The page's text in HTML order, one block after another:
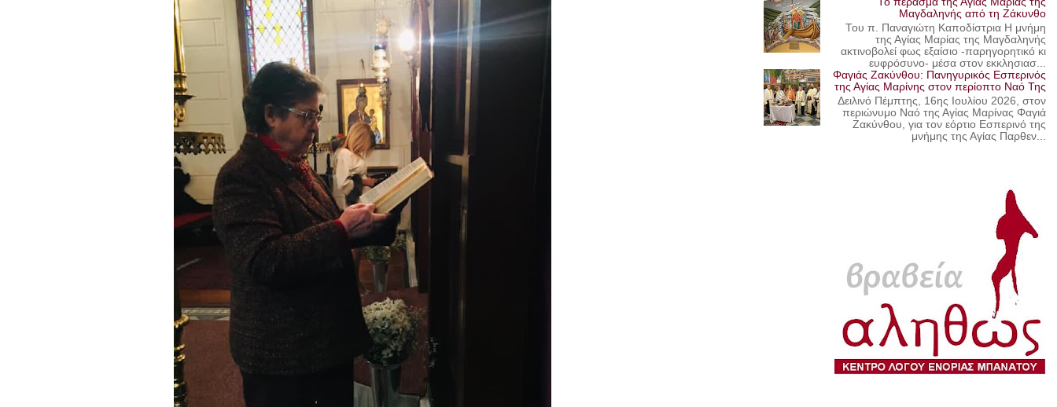
Μαγδαληνής από τη Ζάκυνθο
Του π. Παναγιώτη Καποδίστρια Η μνήμη
της Αγίας Μαρίας της Μαγδαληνής
ακτινοβολεί φως εξαίσιο -παρηγορητικό κι
ευφρόσυνο- μέσα στον εκκλησιασ...
Φαγιάς Ζακύνθου: Πανηγυρικός Εσπερινός
της Αγίας Μαρίνης στον περίοπτο Ναό Της
Δειλινό Πέμπτης, 16ης Ιουλίου 2026, στον
περιώνυμο Ναό της Αγίας Μαρίνας Φαγιά
Ζακύνθου, για τον εόρτιο Εσπερινό της
μνήμης της Αγίας Παρθεν...